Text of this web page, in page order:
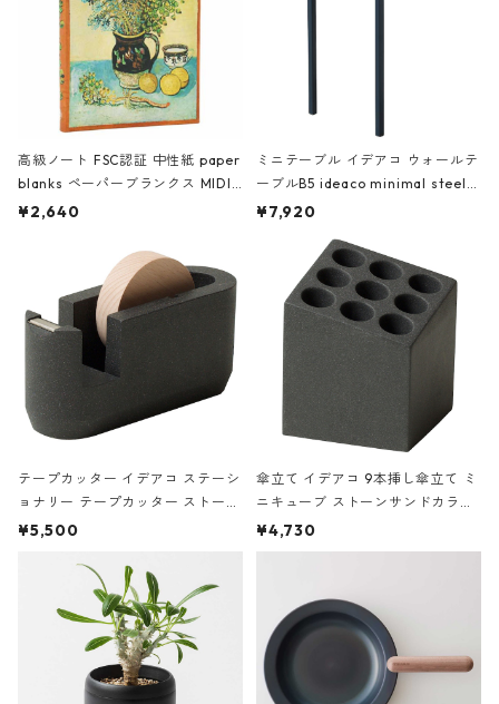
高級ノート FSC認証 中性紙 paper
blanks ペーパーブランクス MIDI
ハードカバー 罫線 ヴァン・ゴッホ
¥2,640
ミニテーブル イデアコ ウォールテ
ーブルB5 ideaco minimal steel f
urniture WALL Table B5 ネイビー
¥7,920
テープカッター イデアコ ステーシ
ョナリー テープカッター ストーン
サンドカラー 石調 ideaco Station
¥5,500
傘立て イデアコ 9本挿し傘立て ミ
ニキューブ ストーンサンドカラー
石調 ideaco Umbrella Stand CUB
E ストーンサンドブラック
¥4,730